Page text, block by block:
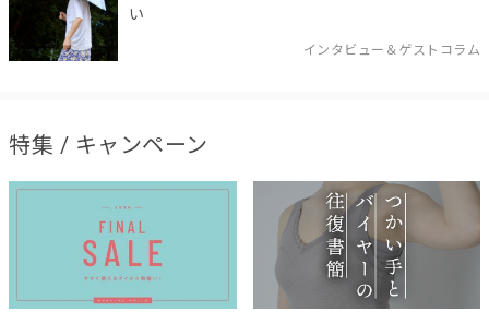
い
インタビュー＆ゲストコラム
特集 / キャンペーン